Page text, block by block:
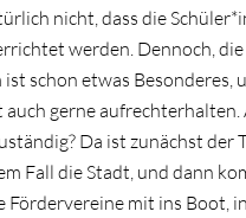
nicht, dass die
werden. Dennoch,
schon etwas Besonderes,
gerne
Da ist zunächst der
Fall die Stadt, und dann
Fördervereine mit ins Boot,